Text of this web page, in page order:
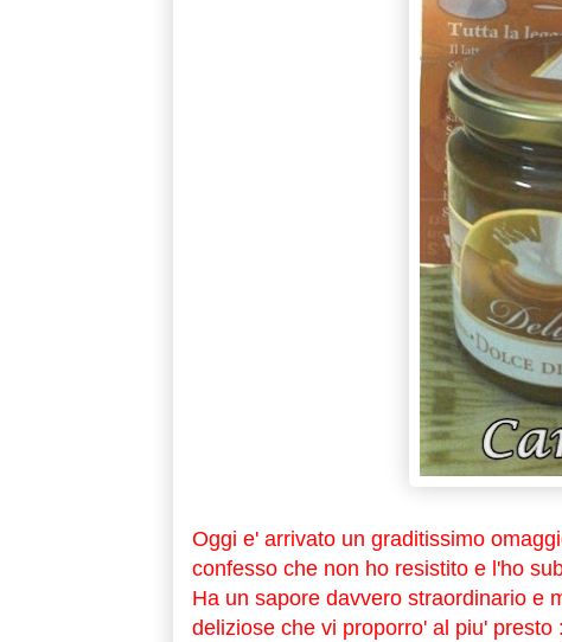
Oggi e' arrivato un graditissimo
confesso che non ho resistito e l'ho
Ha un sapore davvero straordinario e
deliziose che vi proporro' al piu' presto